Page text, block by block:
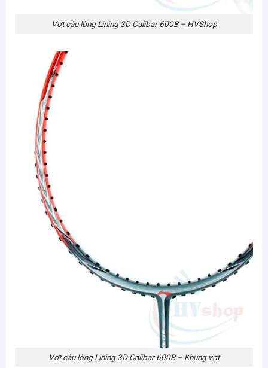
Vợt cầu lông Lining 3D Calibar 600B – HVShop
Vợt cầu lông Lining 3D Calibar 600B – Khung vợt